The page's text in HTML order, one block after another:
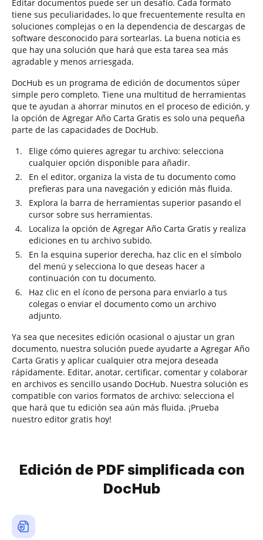
Editar documentos puede ser un desafío. Cada formato
tiene sus peculiaridades, lo que frecuentemente resulta en
soluciones complejas o en la dependencia de descargas de
software desconocido para sortearlas. La buena noticia es
que hay una solución que hará que esta tarea sea más
agradable y menos arriesgada.
DocHub es un programa de edición de documentos súper
simple pero completo. Tiene una multitud de herramientas
que te ayudan a ahorrar minutos en el proceso de edición, y
la opción de Agregar Año Carta Gratis es solo una pequeña
parte de las capacidades de DocHub.
Elige cómo quieres agregar tu archivo: selecciona
cualquier opción disponible para añadir.
En el editor, organiza la vista de tu documento como
prefieras para una navegación y edición más fluida.
Explora la barra de herramientas superior pasando el
cursor sobre sus herramientas.
Localiza la opción de Agregar Año Carta Gratis y realiza
ediciones en tu archivo subido.
En la esquina superior derecha, haz clic en el símbolo
del menú y selecciona lo que deseas hacer a
continuación con tu documento.
Haz clic en el ícono de persona para enviarlo a tus
colegas o enviar el documento como un archivo
adjunto.
Ya sea que necesites edición ocasional o ajustar un gran
documento, nuestra solución puede ayudarte a Agregar Año
Carta Gratis y aplicar cualquier otra mejora deseada
rápidamente. Editar, anotar, certificar, comentar y colaborar
en archivos es sencillo usando DocHub. Nuestra solución es
compatible con varios formatos de archivo: selecciona el
que hará que tu edición sea aún más fluida. ¡Prueba
nuestro editor gratis hoy!
Edición de PDF simplificada con
DocHub